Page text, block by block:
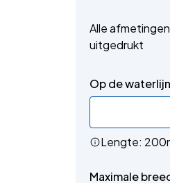
Alle
uitgedrukt
Op de waterlijn
Lengte:
Maximale